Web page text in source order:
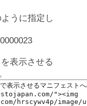
うに指定し
表示させる